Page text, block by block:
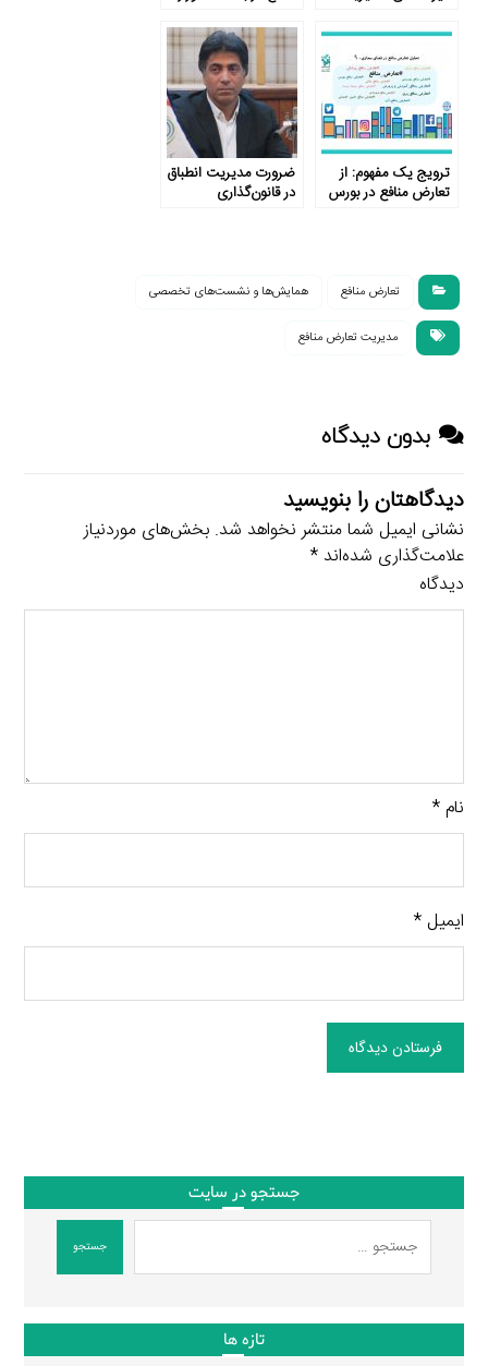
حذف آن؟
به چه مواردی است؟
ترویج یک مفهوم: از
تعارض منافع در بورس
ضرورت مدیریت انطباق
در قانون‌گذاری
تعارض منافع همایش‌ها و نشست‌های تخصصی
مدیریت تعارض منافع
بدون دیدگاه
دیدگاهتان را بنویسید
نشانی ایمیل شما منتشر نخواهد شد. بخش‌های موردنیاز
علامت‌گذاری شده‌اند*
دیدگاه
نام*
ایمیل*
فرستادن دیدگاه
جستجو در سایت
جستجو
تازه ها